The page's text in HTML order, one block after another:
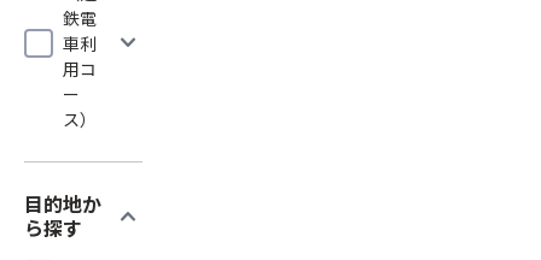
鉄電
車利
用コ
ー
ス）
expand_more
目的地か
ら探す
expand_more